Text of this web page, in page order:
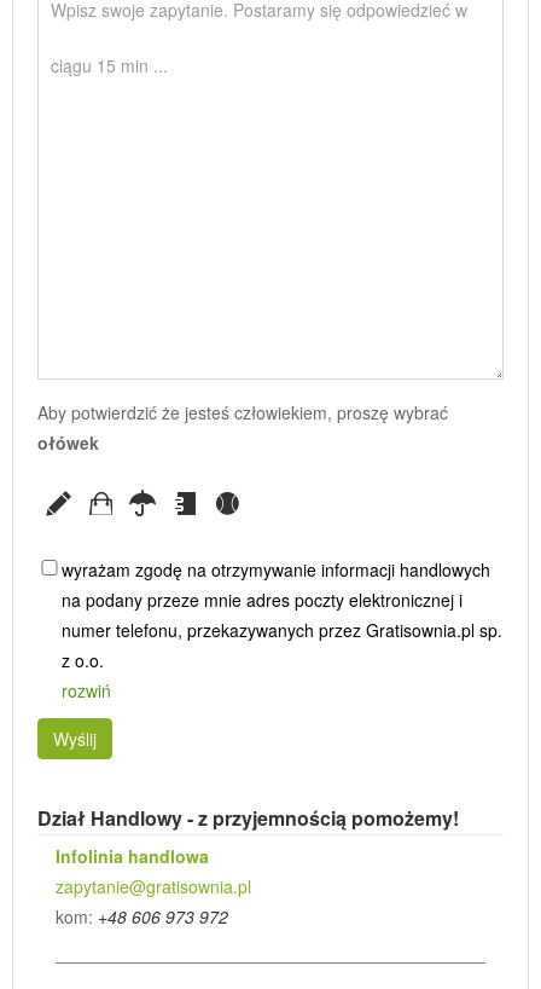
Aby potwierdzić że jesteś człowiekiem, proszę wybrać
ołówek
wyrażam zgodę na otrzymywanie informacji handlowych
na podany przeze mnie adres poczty elektronicznej i
numer telefonu, przekazywanych przez Gratisownia.pl sp.
z o.o.
rozwiń
Wyślij
Dział Handlowy - z przyjemnością pomożemy!
Infolinia handlowa
zapytanie@gratisownia.pl
kom: +48 606 973 972